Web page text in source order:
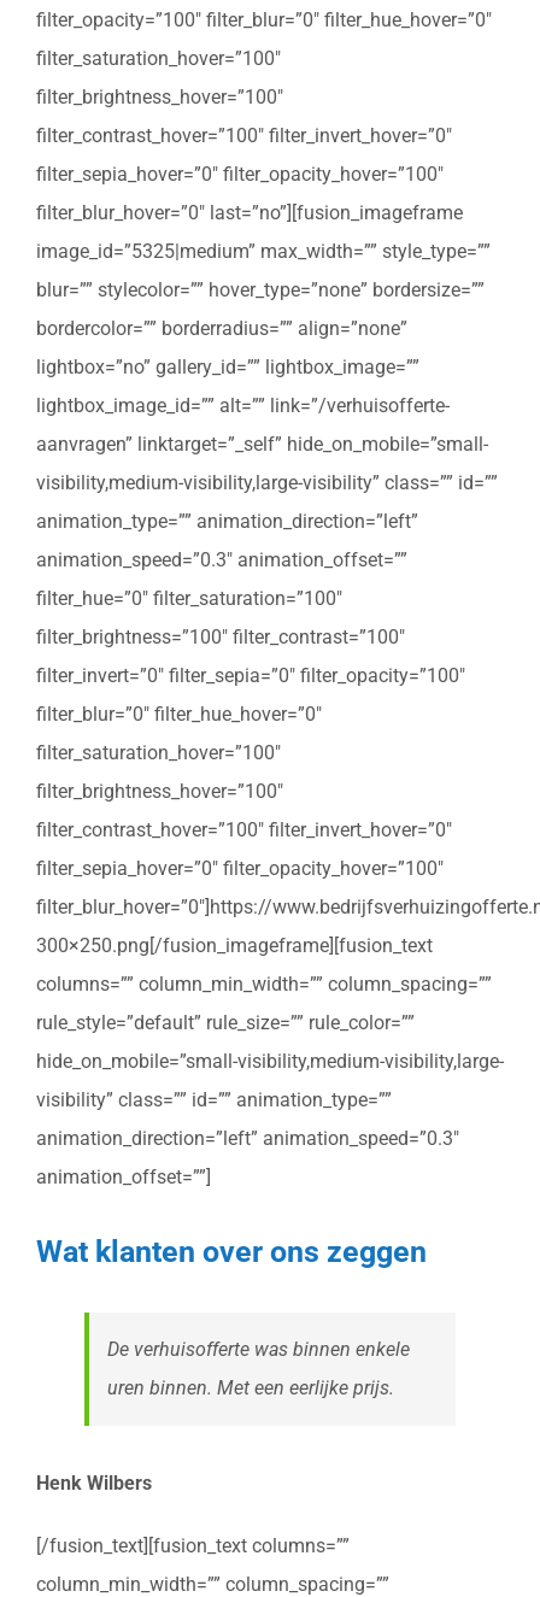
filter_opacity=”100″ filter_blur=”0″ filter_hue_hover=”0″
filter_saturation_hover=”100″
filter_brightness_hover=”100″
filter_contrast_hover=”100″ filter_invert_hover=”0″
filter_sepia_hover=”0″ filter_opacity_hover=”100″
filter_blur_hover=”0″ last=”no”][fusion_imageframe
image_id=”5325|medium” max_width=”” style_type=””
blur=”” stylecolor=”” hover_type=”none” bordersize=””
bordercolor=”” borderradius=”” align=”none”
lightbox=”no” gallery_id=”” lightbox_image=””
lightbox_image_id=”” alt=”” link=”/verhuisofferte-
aanvragen” linktarget=”_self” hide_on_mobile=”small-
visibility,medium-visibility,large-visibility” class=”” id=””
animation_type=”” animation_direction=”left”
animation_speed=”0.3″ animation_offset=””
filter_hue=”0″ filter_saturation=”100″
filter_brightness=”100″ filter_contrast=”100″
filter_invert=”0″ filter_sepia=”0″ filter_opacity=”100″
filter_blur=”0″ filter_hue_hover=”0″
filter_saturation_hover=”100″
filter_brightness_hover=”100″
filter_contrast_hover=”100″ filter_invert_hover=”0″
filter_sepia_hover=”0″ filter_opacity_hover=”100″
filter_blur_hover=”0″]https://
300×250.png[/fusion_imageframe][fusion_text
columns=”” column_min_width=”” column_spacing=””
rule_style=”default” rule_size=”” rule_color=””
hide_on_mobile=”small-visibility,medium-visibility,large-
visibility” class=”” id=”” animation_type=””
animation_direction=”left” animation_speed=”0.3″
animation_offset=””]
Wat klanten over ons zeggen
De verhuisofferte was binnen enkele
uren binnen. Met een eerlijke prijs.
Henk Wilbers
[/fusion_text][fusion_text columns=””
column_min_width=”” column_spacing=””